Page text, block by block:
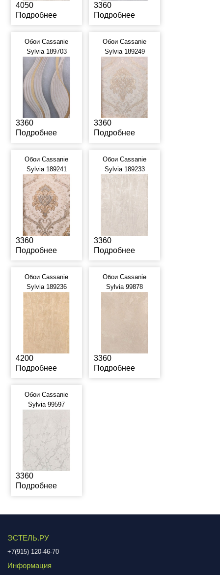
4050
Подробнее
3360
Подробнее
Обои Cassanie
Sylvia 189703
3360
Подробнее
Обои Cassanie
Sylvia 189249
3360
Подробнее
Обои Cassanie
Sylvia 189241
3360
Подробнее
Обои Cassanie
Sylvia 189233
3360
Подробнее
Обои Cassanie
Sylvia 189236
4200
Подробнее
Обои Cassanie
Sylvia 99878
3360
Подробнее
Обои Cassanie
Sylvia 99597
3360
Подробнее
ЭСТЕЛЬ.РУ
+7(915) 120-46-70
Информация